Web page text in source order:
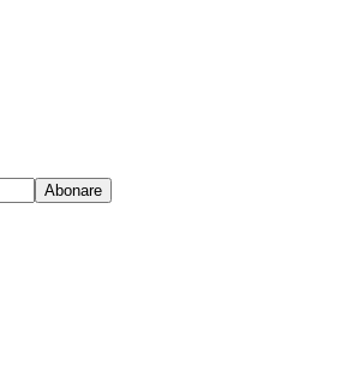
Abonare